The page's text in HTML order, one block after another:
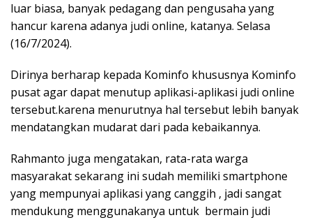
luar biasa, banyak pedagang dan pengusaha yang
hancur karena adanya judi online, katanya. Selasa
(16/7/2024).
Dirinya berharap kepada Kominfo khususnya Kominfo
pusat agar dapat menutup aplikasi-aplikasi judi online
tersebut.karena menurutnya hal tersebut lebih banyak
mendatangkan mudarat dari pada kebaikannya.
Rahmanto juga mengatakan, rata-rata warga
masyarakat sekarang ini sudah memiliki smartphone
yang mempunyai aplikasi yang canggih , jadi sangat
mendukung menggunakanya untuk bermain judi